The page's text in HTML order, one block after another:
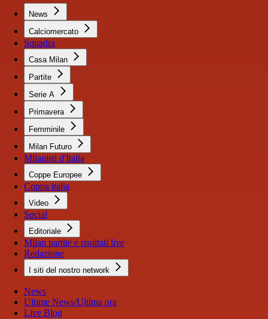
News
Calciomercato
Squadra
Casa Milan
Partite
Serie A
Primavera
Femminile
Milan Futuro
Milanisti d'Italia
Coppe Europee
Coppa italia
Video
Social
Editoriale
Milan partite e risultati live
Redazione
I siti del nostro network
News
Ultime News/Ultima ora
Live Blog